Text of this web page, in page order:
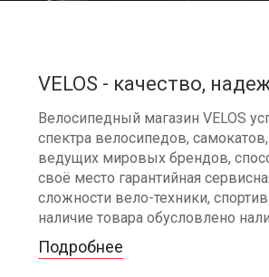
VELOS - качество,
Велосипедный магазин VELOS
спектра велосипедов,
ведущих мировых брендов,
своё место гарантийная
сложности вело-техники,
наличие товара обусловлено
Подробнее